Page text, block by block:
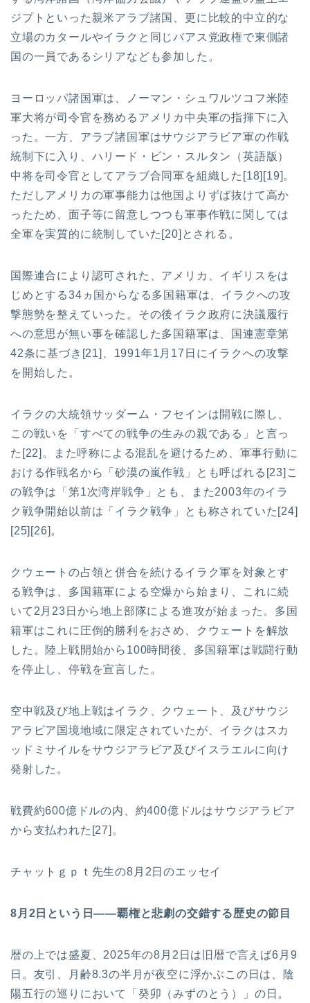
ジプトといった親米アラブ諸国、更に比較的中立的な
立場のカタールやイラクと同じバアス党政権で東側諸
国の一員であるシリアなども参加した。
ヨーロッパ諸国軍は、ノーマン・シュワルツコフ米陸
軍大将が司令官を務めるアメリカ中央軍の指揮下に入
った。一方、アラブ諸国軍はサウジアラビア軍の作戦
統制下に入り、ハリード・ビン・スルタン（英語版）
中将を司令官としてアラブ合同軍を組織した[18][19]。
ただしアメリカの軍事能力は他国よりずば抜けて高か
ったため、面子等に留意しつつも軍事作戦に関しては
全軍を実質的に統制していた[20]とされる。
国際連合により認可された、アメリカ、イギリスをは
じめとする34ヵ国からなる多国籍軍は、イラクへの攻
撃態勢を整えていった。その後イラク政府に決議履行
への意思が無い事を確認した多国籍軍は、国連憲章第
42条に基づき[21]、1991年1月17日にイラクへの攻撃
を開始した。
イラクの大統領サッダーム・フセインは開戦に際し、
この戦いを「すべての戦争の生みの親である」と言っ
た[22]。また呼称による混乱を避けるため、軍事行動に
おける作戦名から「砂漠の嵐作戦」とも呼ばれる[23]こ
の戦争は「第1次湾岸戦争」とも、また2003年のイラ
ク戦争開始以前は「イラク戦争」とも称されていた[24]
[25][26]。
クウェートの占領と併合を続けるイラク軍を対象とす
る戦争は、多国籍軍による空爆から始まり、これに続
いて2月23日から地上部隊による進攻が始まった。多国
籍軍はこれに圧倒的勝利をおさめ、クウェートを解放
した。陸上戦開始から100時間後、多国籍軍は戦闘行動
を停止し、停戦を宣言した。
空中戦及び地上戦はイラク、クウェート、及びサウジ
アラビア国境地域に限定されていたが、イラクはスカ
ッドミサイルをサウジアラビア及びイスラエルに向け
発射した。
戦費約600億ドルの内、約400億ドルはサウジアラビア
から支払われた[27]。
チャットｇｐｔ先生の8月2日のエッセイ
8月2日という日――覇権と悲劇の交錯する歴史の節目
暦の上では盛夏、2025年の8月2日は旧暦で言えば6月9
日。友引、月齢8.3の半月が夜空に浮かぶこの日は、陰
陽五行の巡りにおいて「癸卯（みずのとう）」の日。